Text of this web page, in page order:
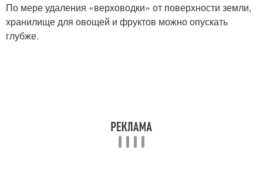
По мере удаления «верховодки» от поверхности земли,
хранилище для овощей и фруктов можно опускать
глубже.